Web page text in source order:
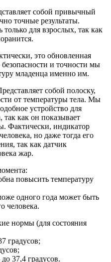
собой привычный
точные результаты.
для взрослых, так как
это обновленная
и точности мы
младенца именно им.
собой полоску,
от температуры тела. Мы
устройство для
так как он показывает
Фактически, индикатор
но даже тогда его
так как датчик
жар.
повысить температуру
одного года может быть
человека.
нормы (для состояния
градусов;
37,4 градусов.